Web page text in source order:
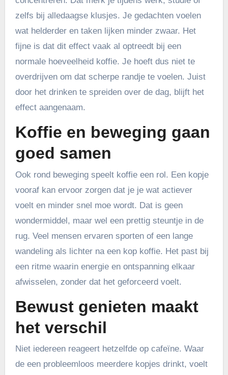
zelfs bij alledaagse klusjes. Je gedachten voelen
wat helderder en taken lijken minder zwaar. Het
fijne is dat dit effect vaak al optreedt bij een
normale hoeveelheid koffie. Je hoeft dus niet te
overdrijven om dat scherpe randje te voelen. Juist
door het drinken te spreiden over de dag, blijft het
effect aangenaam.
Koffie en beweging gaan
goed samen
Ook rond beweging speelt koffie een rol. Een kopje
vooraf kan ervoor zorgen dat je je wat actiever
voelt en minder snel moe wordt. Dat is geen
wondermiddel, maar wel een prettig steuntje in de
rug. Veel mensen ervaren sporten of een lange
wandeling als lichter na een kop koffie. Het past bij
een ritme waarin energie en ontspanning elkaar
afwisselen, zonder dat het geforceerd voelt.
Bewust genieten maakt
het verschil
Niet iedereen reageert hetzelfde op cafeïne. Waar
de een probleemloos meerdere kopjes drinkt, voelt